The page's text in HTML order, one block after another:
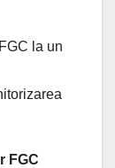
la un
FGC